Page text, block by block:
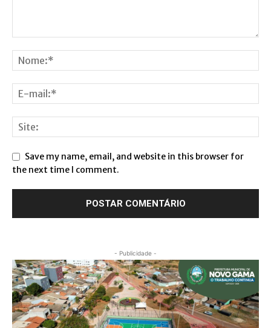
Save my name, email, and website in this browser for
the next time I comment.
- Publicidade -